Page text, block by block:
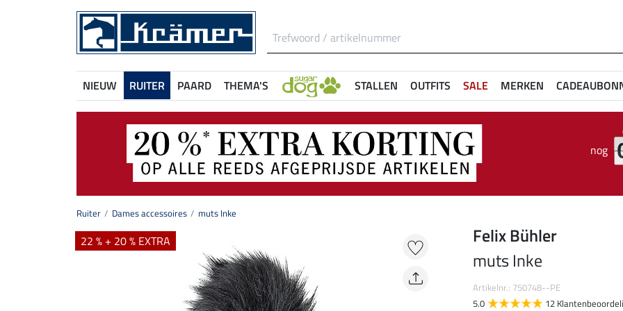
NIEUW RUITER PAARD THEMA'S STALLEN OUTFITS SALE MERKEN
nog
Ruiter Dames accessoires muts Inke
22 % + 20 % EXTRA
Felix Bühler
muts Inke
Artikelnr.: 750748--PE
5.0
12